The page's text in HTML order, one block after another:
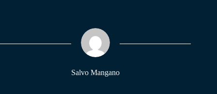
pp m
Salvo Mangano